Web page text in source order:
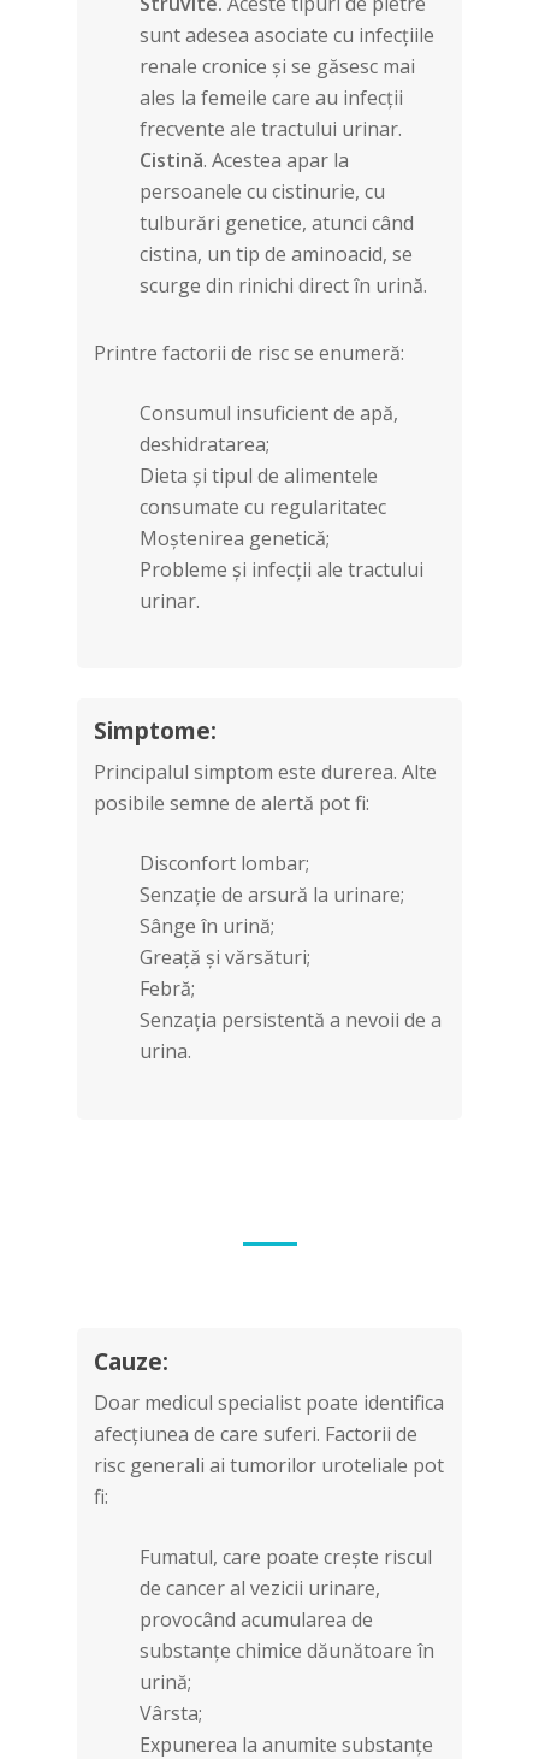
sunt adesea asociate cu infecțiile
renale cronice și se găsesc mai
ales la femeile care au infecții
frecvente ale tractului urinar.
Cistină. Acestea apar la
persoanele cu cistinurie, cu
tulburări genetice, atunci când
cistina, un tip de aminoacid, se
scurge din rinichi direct în urină.
Printre factorii de risc se enumeră:
Consumul insuficient de apă,
deshidratarea;
Dieta și tipul de alimentele
consumate cu regularitatec
Moștenirea genetică;
Probleme și infecții ale tractului
urinar.
Simptome:
Principalul simptom este durerea. Alte
posibile semne de alertă pot fi:
Disconfort lombar;
Senzație de arsură la urinare;
Sânge în urină;
Greață și vărsături;
Febră;
Senzația persistentă a nevoii de a
urina.
Cauze:
Doar medicul specialist poate identifica
afecțiunea de care suferi. Factorii de
risc generali ai tumorilor uroteliale pot
fi:
Fumatul, care poate crește riscul
de cancer al vezicii urinare,
provocând acumularea de
substanțe chimice dăunătoare în
urină;
Vârsta;
Expunerea la anumite substanțe